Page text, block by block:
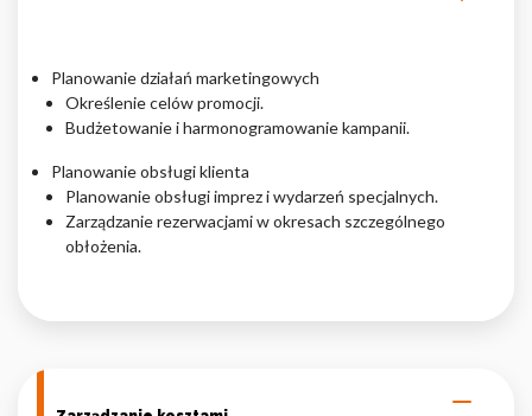
Planowanie działań marketingowych
Określenie celów promocji.
Budżetowanie i harmonogramowanie kampanii.
Planowanie obsługi klienta
Planowanie obsługi imprez i wydarzeń specjalnych.
Zarządzanie rezerwacjami w okresach szczególnego
obłożenia.